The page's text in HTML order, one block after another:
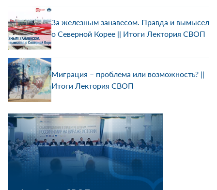
За железным занавесом. Правда и вымысел
о Северной Корее || Итоги Лектория СВОП
Миграция – проблема или возможность? ||
Итоги Лектория СВОП